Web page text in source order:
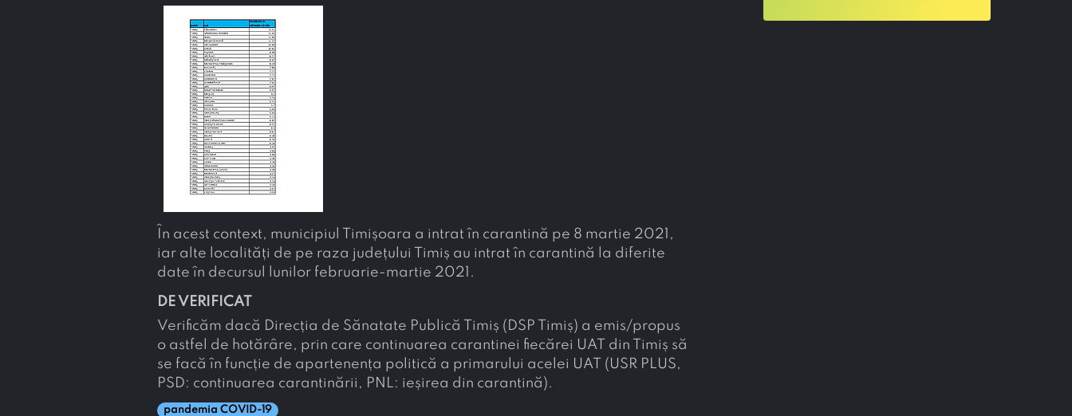
În acest context, municipiul Timișoara a intrat în carantină pe 8 martie 2021,
iar alte localități de pe raza județului Timiș au intrat în carantină la diferite
date în decursul lunilor februarie-martie 2021.
DE VERIFICAT
Verificăm dacă Direcția de Sănatate Publică Timiș (DSP Timiș) a emis/propus
o astfel de hotărâre, prin care continuarea carantinei fiecărei UAT din Timiș să
se facă în funcție de apartenența politică a primarului acelei UAT (USR PLUS,
PSD: continuarea carantinării, PNL: ieșirea din carantină).
pandemia COVID-19